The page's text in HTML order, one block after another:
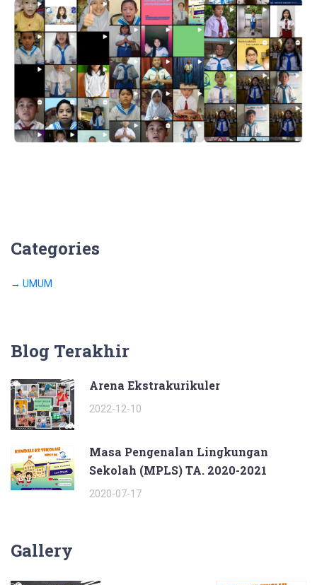
Categories
→ UMUM
Blog Terakhir
Arena Ekstrakurikuler
2022-12-10
Masa Pengenalan Lingkungan
Sekolah (MPLS) TA. 2020-2021
2020-07-17
Gallery